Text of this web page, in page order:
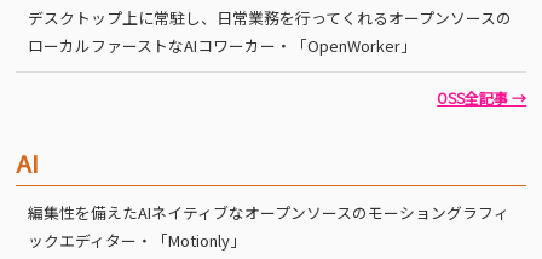
デスクトップ上に常駐し、日常業務を行ってくれるオープンソースの
ローカルファーストなAIコワーカー・「OpenWorker」
OSS全記事 →
AI
編集性を備えたAIネイティブなオープンソースのモーショングラフィ
ックエディター・「Motionly」